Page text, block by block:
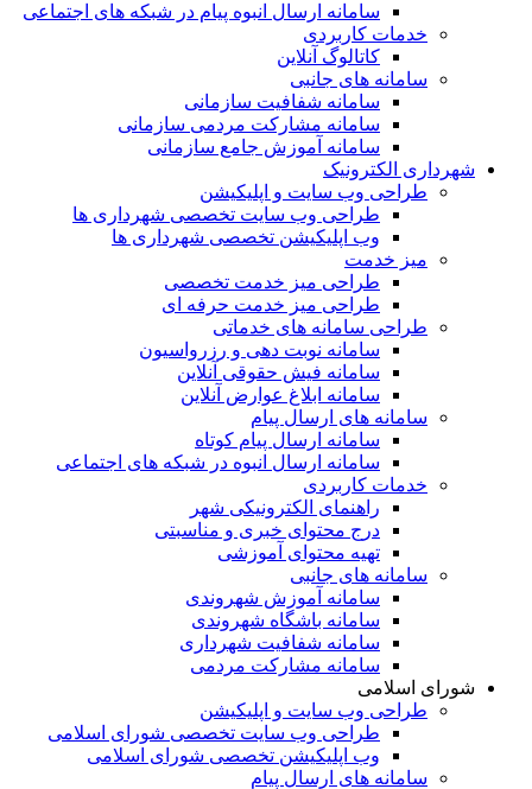
سامانه ارسال انبوه پیام در شبکه های اجتماعی
خدمات کاربردی
کاتالوگ آنلاین
سامانه های جانبی
سامانه شفافیت سازمانی
سامانه مشارکت مردمی سازمانی
سامانه آموزش جامع سازمانی
شهرداری الکترونیک
طراحی وب سایت و اپلیکیشن
طراحی وب سایت تخصصی شهرداری ها
وب اپلیکیشن تخصصی شهرداری ها
میز خدمت
طراحی میز خدمت تخصصی
طراحی میز خدمت حرفه ای
طراحی سامانه های خدماتی
سامانه نوبت دهی و رزرواسیون
سامانه فیش حقوقی آنلاین
سامانه ابلاغ عوارض آنلاین
سامانه های ارسال پیام
سامانه ارسال پیام کوتاه
سامانه ارسال انبوه در شبکه های اجتماعی
خدمات کاربردی
راهنمای الکترونیکی شهر
درج محتوای خبری و مناسبتی
تهیه محتوای آموزشی
سامانه های جانبی
سامانه آموزش شهروندی
سامانه باشگاه شهروندی
سامانه شفافیت شهرداری
سامانه مشارکت مردمی
شورای اسلامی
طراحی وب سایت و اپلیکیشن
طراحی وب سایت تخصصی شورای اسلامی
وب اپلیکیشن تخصصی شورای اسلامی
سامانه های ارسال پیام